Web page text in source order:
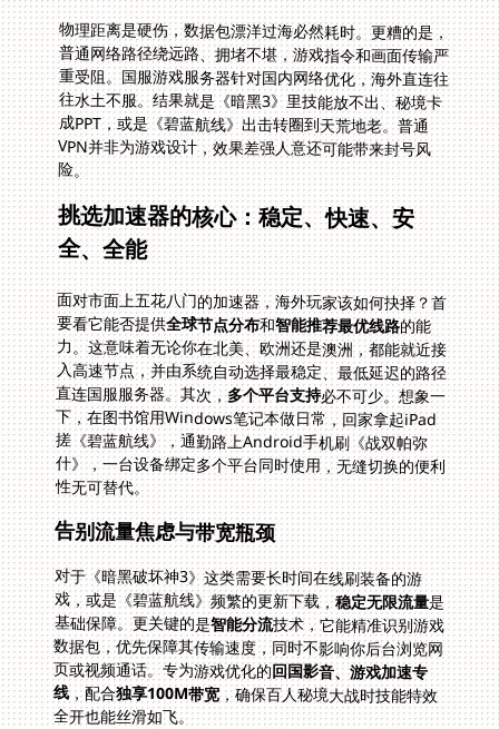
物理距离是硬伤，数据包漂洋过海必然耗时。更糟的是，
普通网络路径绕远路、拥堵不堪，游戏指令和画面传输严
重受阻。国服游戏服务器针对国内网络优化，海外直连往
往水土不服。结果就是《暗黑3》里技能放不出、秘境卡
成PPT，或是《碧蓝航线》出击转圈到天荒地老。普通
VPN并非为游戏设计，效果差强人意还可能带来封号风
险。
挑选加速器的核心：稳定、快速、安
全、全能
面对市面上五花八门的加速器，海外玩家该如何抉择？首
要看它能否提供全球节点分布和智能推荐最优线路的能
力。这意味着无论你在北美、欧洲还是澳洲，都能就近接
入高速节点，并由系统自动选择最稳定、最低延迟的路径
直连国服服务器。其次，多个平台支持必不可少。想象一
下，在图书馆用Windows笔记本做日常，回家拿起iPad
搓《碧蓝航线》，通勤路上Android手机刷《战双帕弥
什》，一台设备绑定多个平台同时使用，无缝切换的便利
性无可替代。
告别流量焦虑与带宽瓶颈
对于《暗黑破坏神3》这类需要长时间在线刷装备的游
戏，或是《碧蓝航线》频繁的更新下载，稳定无限流量是
基础保障。更关键的是智能分流技术，它能精准识别游戏
数据包，优先保障其传输速度，同时不影响你后台浏览网
页或视频通话。专为游戏优化的回国影音、游戏加速专
线，配合独享100M带宽，确保百人秘境大战时技能特效
全开也能丝滑如飞。